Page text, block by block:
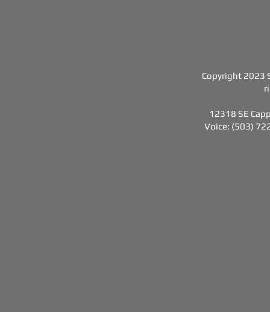
Copyright 2023
12318 SE
Voice: (503)